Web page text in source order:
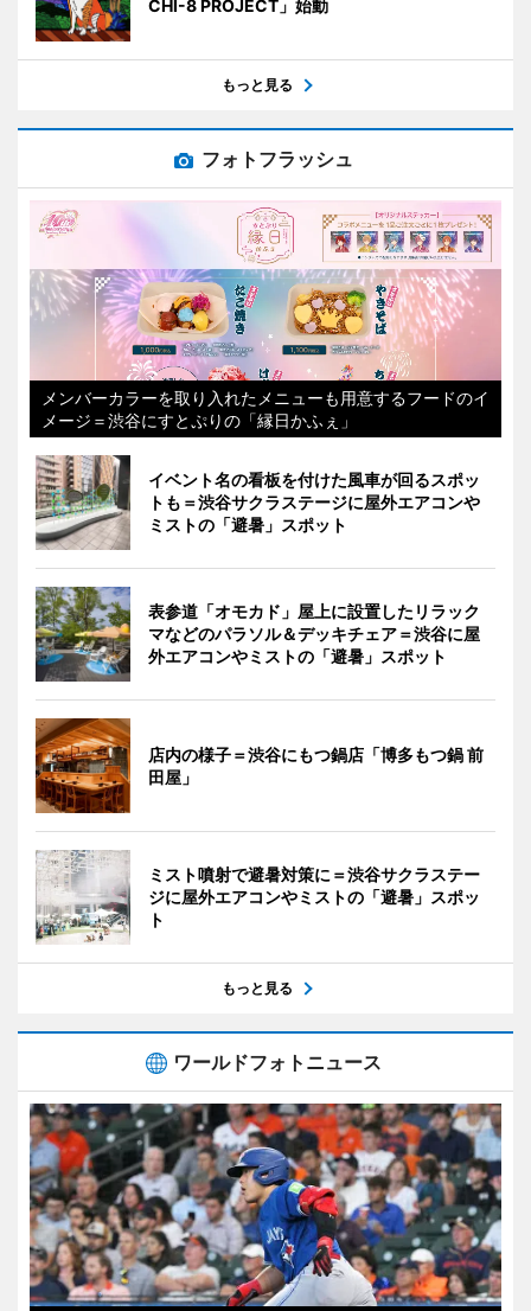
CHI-8 PROJECT」始動
もっと見る
フォトフラッシュ
メンバーカラーを取り入れたメニューも用意するフードのイ
メージ＝渋谷にすとぷりの「縁日かふぇ」
イベント名の看板を付けた風車が回るスポッ
トも＝渋谷サクラステージに屋外エアコンや
ミストの「避暑」スポット
表参道「オモカド」屋上に設置したリラック
マなどのパラソル＆デッキチェア＝渋谷に屋
外エアコンやミストの「避暑」スポット
店内の様子＝渋谷にもつ鍋店「博多もつ鍋 前
田屋」
ミスト噴射で避暑対策に＝渋谷サクラステー
ジに屋外エアコンやミストの「避暑」スポッ
ト
もっと見る
ワールドフォトニュース